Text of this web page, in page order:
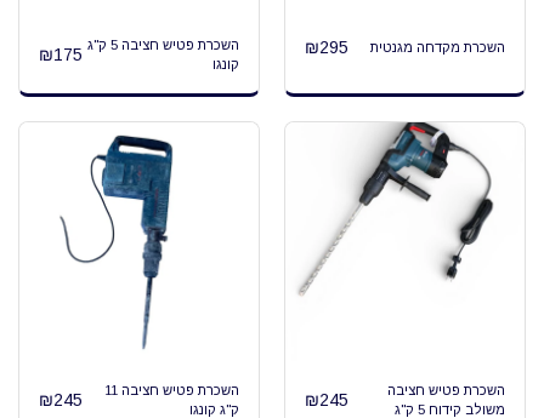
השכרת מקדחה מגנטית ₪295
השכרת פטיש חציבה 5 ק"ג
קונגו
₪175
השכרת פטיש חציבה
משולב קידוח 5 ק"ג
₪245
השכרת פטיש חציבה 11
ק"ג קונגו
₪245